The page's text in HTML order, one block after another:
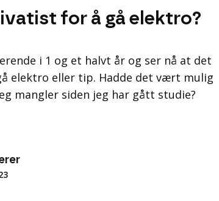
for å gå elektro?
i 1 og et halvt år og ser nå at det
elektro eller tip. Hadde det vært mulig
mangler siden jeg har gått studie?